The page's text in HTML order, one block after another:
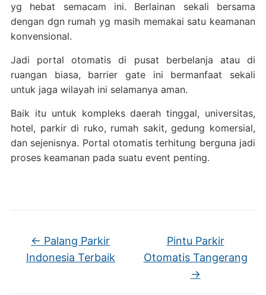
yg hebat semacam ini. Berlainan sekali bersama
dengan dgn rumah yg masih memakai satu keamanan
konvensional.
Jadi portal otomatis di pusat berbelanja atau di
ruangan biasa, barrier gate ini bermanfaat sekali
untuk jaga wilayah ini selamanya aman.
Baik itu untuk kompleks daerah tinggal, universitas,
hotel, parkir di ruko, rumah sakit, gedung komersial,
dan sejenisnya. Portal otomatis terhitung berguna jadi
proses keamanan pada suatu event penting.
← Palang Parkir
Indonesia Terbaik
Pintu Parkir
Otomatis Tangerang
→